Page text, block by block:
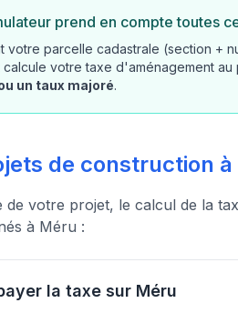
prend en compte toutes
votre parcelle cadastrale (section +
votre taxe d'aménagement
un taux majoré.
de construction
de votre projet, le calcul de la
à Méru :
la taxe sur Méru